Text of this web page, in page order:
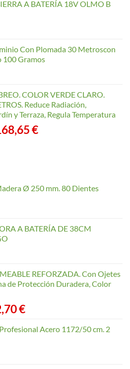
A BATERÍA 18V OLMO B
Con Plomada 30 Metroscon
100 Gramos
COLOR VERDE CLARO.
Reduce Radiación,
y Terraza, Regula Temperatura
€Rango
168,65 €
Ø 250 mm. 80 Dientes
A BATERÍA DE 38CM
REFORZADA. Con Ojetes
de Protección Duradera, Color
€Rango
precios:Acero 1172/50 cm. 2